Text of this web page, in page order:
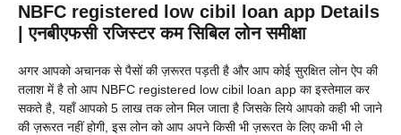
NBFC registered low cibil loan app Details
| एनबीएफसी रजिस्टर कम सिबिल लोन समीक्षा
अगर आपको अचानक से पैसों की ज़रूरत पड़ती है और आप कोई सुरक्षित लोन ऐप की
तलाश में है तो आप NBFC registered low cibil loan app का इस्तेमाल कर
सकते है, यहाँ आपको 5 लाख तक लोन मिल जाता है जिसके लिये आपको कही भी जाने
की ज़रूरत नहीं होगी, इस लोन को आप अपने किसी भी ज़रूरत के लिए कभी भी ले